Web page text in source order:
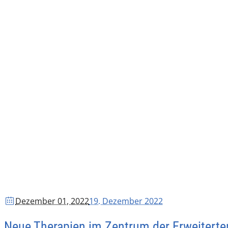
Dezember 01, 202219. Dezember 2022